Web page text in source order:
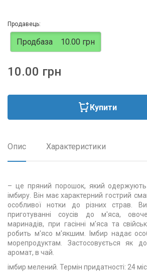
Продавець:
Продбаза 10.00 грн
10.00 грн
Купити
Опис Характеристики
– це пряний порошок, який одержують
імбиру. Він має характерний гострий
особливої нотки до різних страв.
приготуванні соусів до м'яса,
маринадів, при гасінні м'яса та
робить м'ясо м'якшим. Імбир надає
морепродуктам. Застосовується як
аромат, в чай.
імбир мелений. Термін придатності: 24